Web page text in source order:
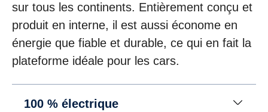
sur tous les continents. Entièrement conçu et
produit en interne, il est aussi économe en
énergie que fiable et durable, ce qui en fait la
plateforme idéale pour les cars.
100 % électrique